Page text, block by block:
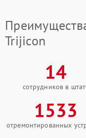
Trijicon
14
сотрудников в
1533
отремонтированных